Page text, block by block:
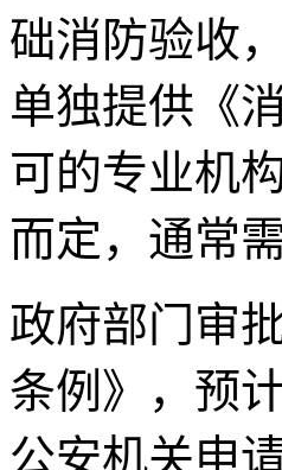
础消防验收
单独提供《
可的专业机
而定，通常
政府部门审
条例》，预
公安机关申